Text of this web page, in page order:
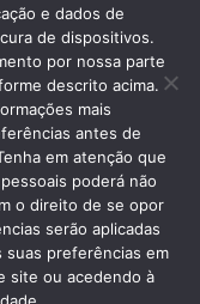
• Caldas da Rainha •
06/2015
e dados de
de dispositivos.
por nossa parte
descrito acima.
mais
antes de
em atenção que
poderá não
o direito de se opor
serão aplicadas
suas preferências em
site ou acedendo à